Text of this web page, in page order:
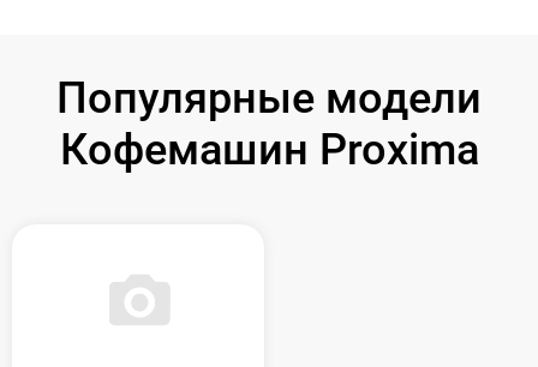
Популярные модели
Кофемашин Proxima